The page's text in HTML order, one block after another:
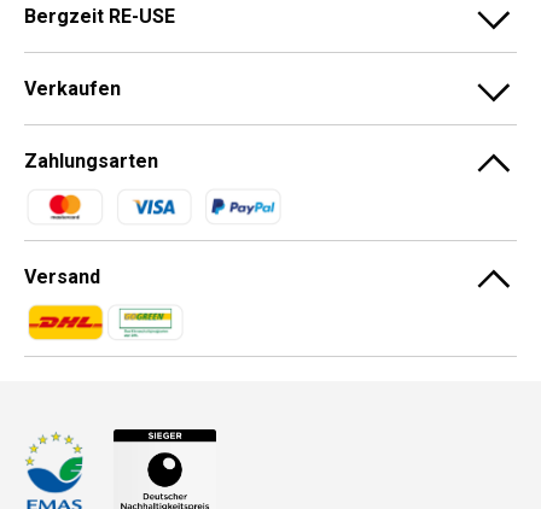
Bergzeit RE-USE
Verkaufen
Zahlungsarten
Zahlungsmethoden
Versand
Zahlungsmethoden
Zahlungsmethoden